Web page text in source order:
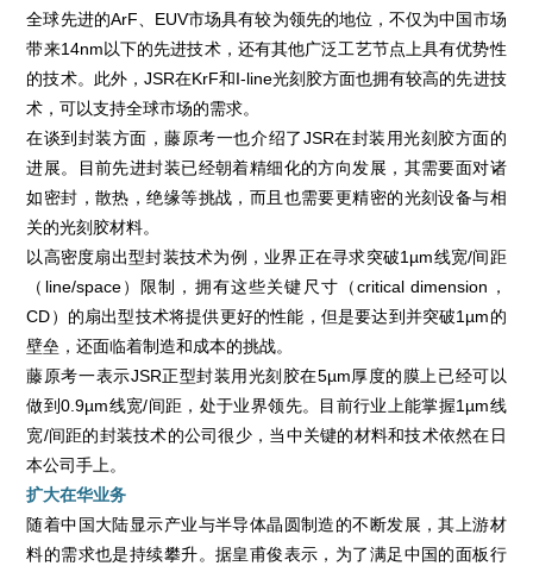
全球先进的ArF、EUV市场具有较为领先的地位，不仅为中国市场
带来14nm以下的先进技术，还有其他广泛工艺节点上具有优势性
的技术。此外，JSR在KrF和I-line光刻胶方面也拥有较高的先进技
术，可以支持全球市场的需求。
在谈到封装方面，藤原考一也介绍了JSR在封装用光刻胶方面的
进展。目前先进封装已经朝着精细化的方向发展，其需要面对诸
如密封，散热，绝缘等挑战，而且也需要更精密的光刻设备与相
关的光刻胶材料。
以高密度扇出型封装技术为例，业界正在寻求突破1µm线宽/间距
（line/space）限制，拥有这些关键尺寸（critical dimension，
CD）的扇出型技术将提供更好的性能，但是要达到并突破1µm的
壁垒，还面临着制造和成本的挑战。
藤原考一表示JSR正型封装用光刻胶在5µm厚度的膜上已经可以
做到0.9µm线宽/间距，处于业界领先。目前行业上能掌握1µm线
宽/间距的封装技术的公司很少，当中关键的材料和技术依然在日
本公司手上。
扩大在华业务
随着中国大陆显示产业与半导体晶圆制造的不断发展，其上游材
料的需求也是持续攀升。据皇甫俊表示，为了满足中国的面板行